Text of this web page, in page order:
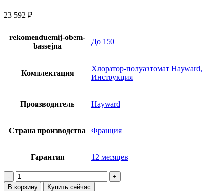
23 592 ₽
rekomenduemij-obem-
bassejna
До 150
Комплектация
Хлоратор-полуавтомат Hayward,
Инструкция
Производитель Hayward
Страна производства Франция
Гарантия 12 месяцев
В корзину Купить сейчас